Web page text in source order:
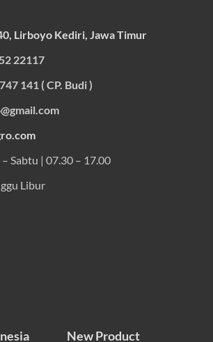
Lirboyo Kediri, Jawa Timur
22117
141 ( CP. Budi )
– Sabtu | 07.30 – 17.00
Libur
New Product